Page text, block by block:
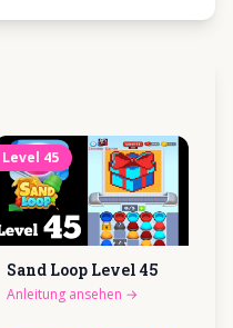
Level 45
Sand Loop Level 45
Anleitung ansehen →